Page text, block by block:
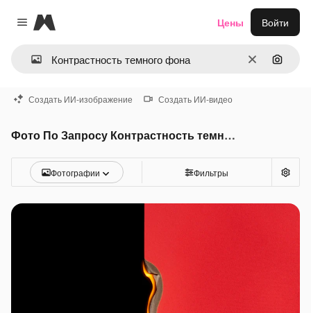
Close menu
Magnific
ОчиститьПоиск
Цены Войти
Создать ИИ-изображение Создать ИИ-видео
Фото По Запросу Контрастность темного фона
Фотографии Фильтры